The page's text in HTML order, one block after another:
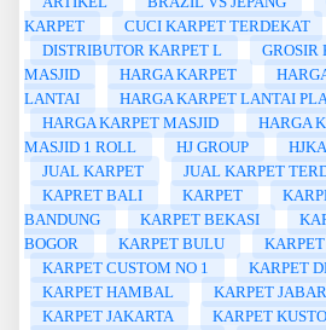
KARPET
CUCI KARPET TERDEKAT
DISTRIBUTOR KARPET L
GROSIR
MASJID
HARGA KARPET
LANTAI
HARGA KARPET LANTAI
HARGA KARPET MASJID
HARGA
MASJID 1 ROLL
HJ GROUP
JUAL KARPET
JUAL KARPET
KAPRET BALI
KARPET
BANDUNG
KARPET BEKASI
BOGOR
KARPET BULU
KARPET CUSTOM NO 1
KARPET
KARPET HAMBAL
KARPET JABAR
KARPET JAKARTA
KARPET